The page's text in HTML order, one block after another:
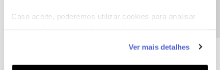
Caso aceite, poderemos utilizar cookies para analisar
funcionalidades (cookies de personalização e
funcionalidade) e adaptar anúncios aos seus interesses
Ver mais detalhes